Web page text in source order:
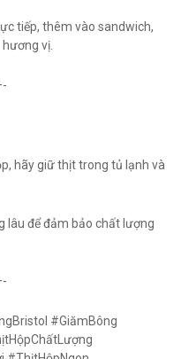
tiếp, thêm vào sandwich,
vị.
hãy giữ thịt trong tủ lạnh và
lâu để đảm bảo chất lượng
#GiămBông